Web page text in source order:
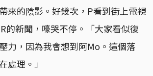
來的陰影。好幾次，P看到街上電視
的新聞，嚎哭不停。「大家看似復
力，因為我會想到阿Mo。這個落
處理。」